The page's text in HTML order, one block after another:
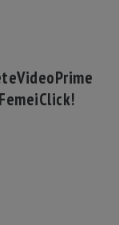
VideoPrime
Click!